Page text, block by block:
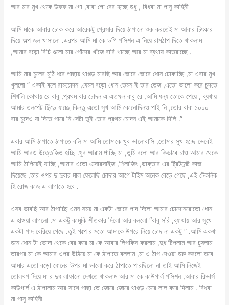
আর মার মুখ থেকে উফফ মা গো ,বাবা গো বের হচ্ছে শুধু , বিধবা মা পানু কাহিনী
আমি মাকে আবার চোক করে আরেকটু প্রেসার দিয়ে ঠাপানো শুরু করতেই মা আবার চিৎকার
দিয়ে অল্প জল খাসালো .এরপর আমি মা কে ডগি পসিশন এ নিয়ে রামঠাপ দিতে থাকলাম
,আমার বড়ো বিচি গুলো মার পোঁদের খাঁজে বারি খাচ্ছে আর মা ব্যথায় কাতরাচ্ছে .
আমি মার চুলের মুঠি ধরে পাছায় থাপ্পড় মারছি আর জোরে জোরে ধোন ঢোকাচ্ছি ,মা এবার মুখ
খুললো ” একাই বলে রামচোদন ,যেমন বড়ো ধোন তেমন ই তার তেজ ,এতো ভালো করে চুদতে
শিখলি কোথায় রে বাবু ,প্রথম বার চোদন এ এতক্ষন বাবু রে ,আমি ধন্য তোকে পেয়ে , ব্যথায়
আমার তলপেট ছিঁড়ে যাচ্ছে কিন্তু এতো সুখ আমি কোনোদিনও পাই নি ,তোর বাবা ১০০০
বার চুদেও যা দিতে পারে নি সেটা তুই তোর প্রথম চোদন এই আমাকে দিলি .”
এবার আমি ঠাপাতে ঠাপাতে বলি মা আমি তোমাকে খুব ভালোবাসি ,তোমার সুখ হচ্ছে ভেবেই
আমি আরও উত্তেজিত হচ্ছি .খুব আরাম পাচ্ছি মা ,তুমি বলো আর কিভাবে চাও আমার থেকে
আমি ঠাপিয়েই যাচ্ছি ,আমার এতো এক্সারসাইজ ,শিলাজিৎ ,ডাক্তার এর ট্রিটমেন্ট কাজ
দিয়েছে ,তার ওপর দু দুবার মাল ফেলেছি চোদার আগে টাইম অনেক বেড়ে গেছে ,এই টেকনিক
হি রোজ কাজ এ লাগাতে হবে .
এসব ভাবছি আর ঠাপাচ্ছি এমন সময় মা একটা জোরে পাদ দিলো আমার চোদোনরোতো ধোন
এ হাওয়া লাগলো .মা একটু কামুকি শীতকার দিলো আর বললো “বাবু সরি ,ব্যাথায় আর সুখে
একটা পাদ বেরিয়ে গেছে .তুই গল্পে র মতো আমাকে উপরে নিয়ে চোদ না একটু ” .আমি একথা
শুনে ধোন টা ভোদা থেকে বের করে মা কে আবার লিপকিস করলাম ,দুধ টিপলাম আর চুষলাম
তারপর মা কে আমার ওপর উঠিয়ে মা কে ঠাপাতে বললাম ,মা ও ঠাপ দেওয়া শুরু করলো তবে
আমার এতো বড়ো ধোনের উপর মা ভালো করে ঠাপাতে পারছিলো না তাই আমি নিজেই
তোলথপ দিয়ে মা র দুধ লাফানো দেখতে থাকলাম আর মা কে কাউগার্ল পসিশন ,আবার রিভার্স
কাউগার্ল এ ঠাপালাম আর সাথে পাছা তে জোরে জোরে থাপ্পড় মেরে লাল করে দিলাম . বিধবা
মা পানু কাহিনী